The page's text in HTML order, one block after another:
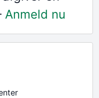
Anmeld nu